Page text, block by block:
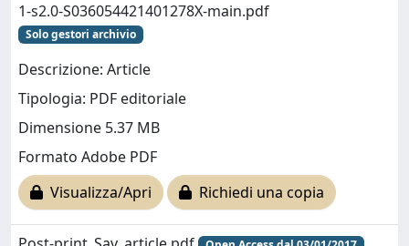
1-s2.0-S036054421401278X-main.pdf
Solo gestori archivio
Descrizione: Article
Tipologia: PDF editoriale
Dimensione 5.37 MB
Formato Adobe PDF
Visualizza/Apri
Richiedi una copia